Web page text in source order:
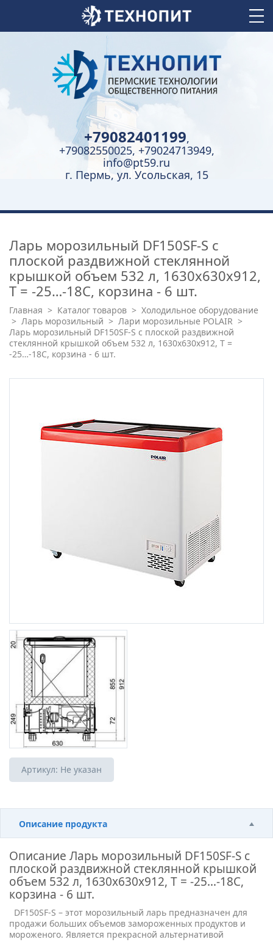
+79082401199,
+79082550025, +79024713949,
info@pt59.ru
г. Пермь, ул. Усольская, 15
Ларь морозильный DF150SF-S с
плоской раздвижной стеклянной
крышкой объем 532 л, 1630х630х912,
Т = -25…-18С, корзина - 6 шт.
Главная > Каталог товаров > Холодильное оборудование
> Ларь морозильный > Лари морозильные POLAIR >
Ларь морозильный DF150SF-S с плоской раздвижной
стеклянной крышкой объем 532 л, 1630х630х912, Т =
-25…-18С, корзина - 6 шт.
Артикул: Не указан
Описание продукта
Описание Ларь морозильный DF150SF-S с
плоской раздвижной стеклянной крышкой
объем 532 л, 1630х630х912, Т = -25…-18С,
корзина - 6 шт.
DF150SF-S – этот морозильный ларь предназначен для
продажи больших объемов замороженных продуктов и
мороженого. Является прекрасной альтернативой